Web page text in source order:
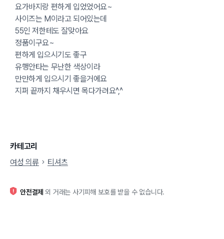
요가바지랑 편하게 입었었어요~
사이즈는 M이라고 되어있는데
55인 저한테도 잘맞아요
정품이구요~
편하게 입으시기도 좋구
유행안타는 무난한 색상이라
만만하게 입으시기 좋을거에요
지퍼 끝까지 채우시면 목다가려요^,^
카테고리
여성 의류
티셔츠
안전결제 외 거래는 사기피해 보호를 받을 수 없습니다.